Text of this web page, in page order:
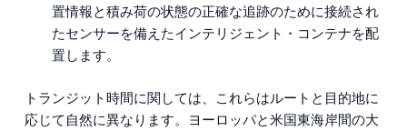
置情報と積み荷の状態の正確な追跡のために接続され
たセンサーを備えたインテリジェント・コンテナを配
置します。
トランジット時間に関しては、これらはルートと目的地に
応じて自然に異なります。ヨーロッパと米国東海岸間の大